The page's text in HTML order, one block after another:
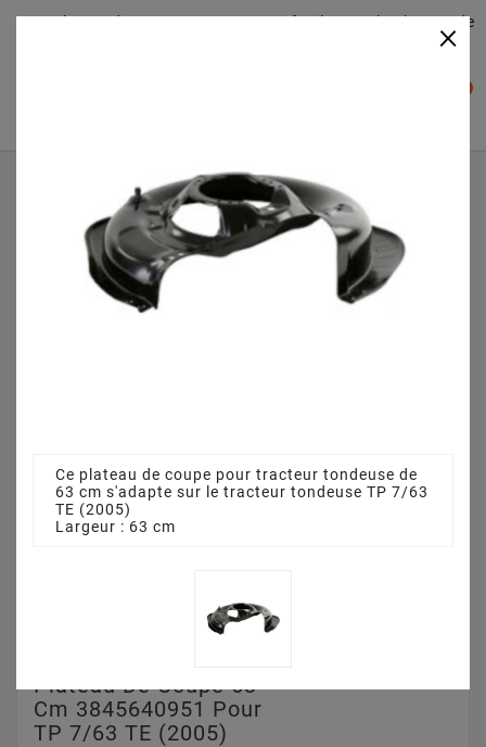
Plateaudecoupe.com : Trouver facilement le plateau de
Accueil
Plateau de coupe
Plateau de coupe 63 cm 3845640951 pour TP 7/63 TE
(2005)
Plateau De Coupe 63
Cm 3845640951 Pour
TP 7/63 TE (2005)
×
Ce plateau de coupe pour tracteur tondeuse de
63 cm s'adapte sur le tracteur tondeuse TP 7/63
TE (2005)
Largeur : 63 cm